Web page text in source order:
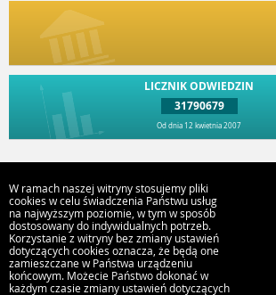
LICZNIK ODWIEDZIN
31790679
Od dnia 12 kwietnia 2007
Urząd Gminy i Miasta Rychwał
Plac Wolności 16, 62-570 Rychwał
W ramach naszej witryny stosujemy pliki
cookies w celu świadczenia Państwu usług
na najwyższym poziomie, w tym w sposób
dostosowany do indywidualnych potrzeb.
Korzystanie z witryny bez zmiany ustawień
dotyczących cookies oznacza, że będą one
zamieszczane w Państwa urządzeniu
końcowym. Możecie Państwo dokonać w
każdym czasie zmiany ustawień dotyczących